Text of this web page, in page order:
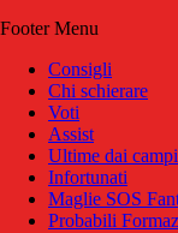
Footer Menu
Consigli
Chi schierare
Voti
Assist
Ultime dai campi
Infortunati
Maglie SOS
Probabili